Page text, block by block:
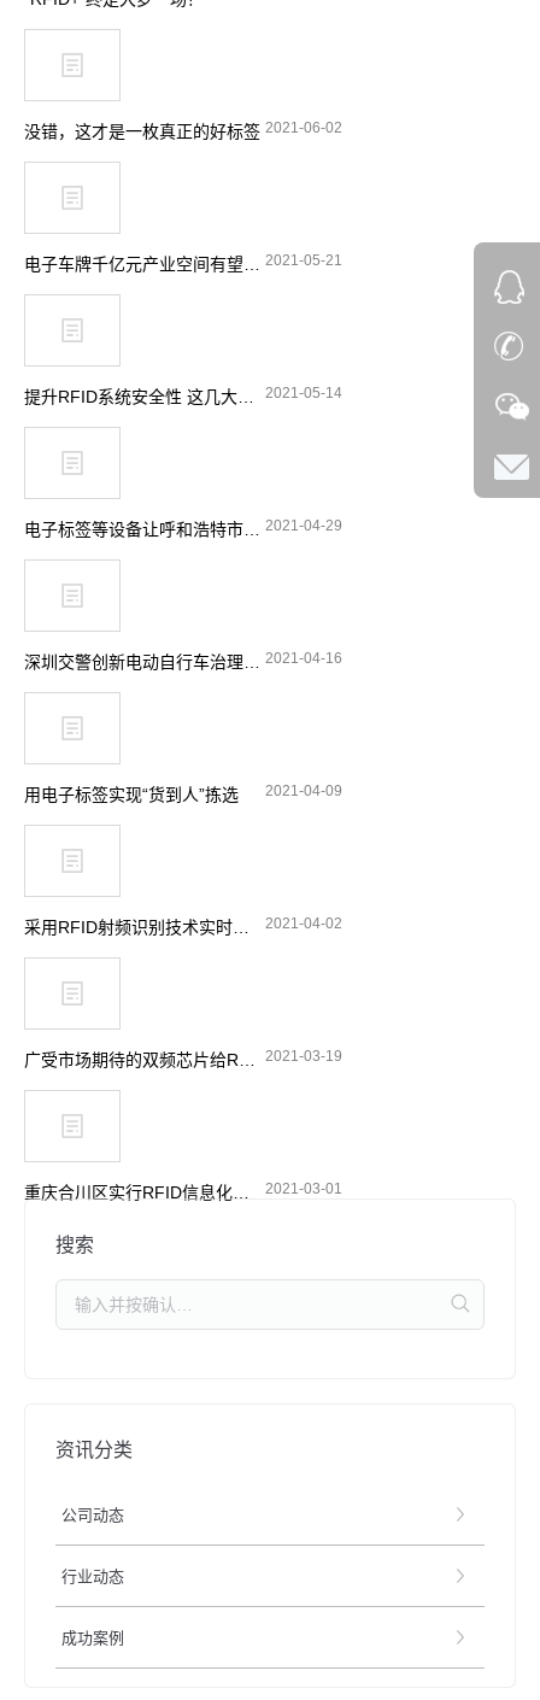
没错，这才是一枚真正的好标签 2021-06-02
2021-05-21
2021-05-14
2021-04-29
2021-04-16
用电子标签实现“货到人”拣选 2021-04-09
2021-04-02
2021-03-19
2021-03-01
搜索
资讯分类
公司动态
行业动态
成功案例